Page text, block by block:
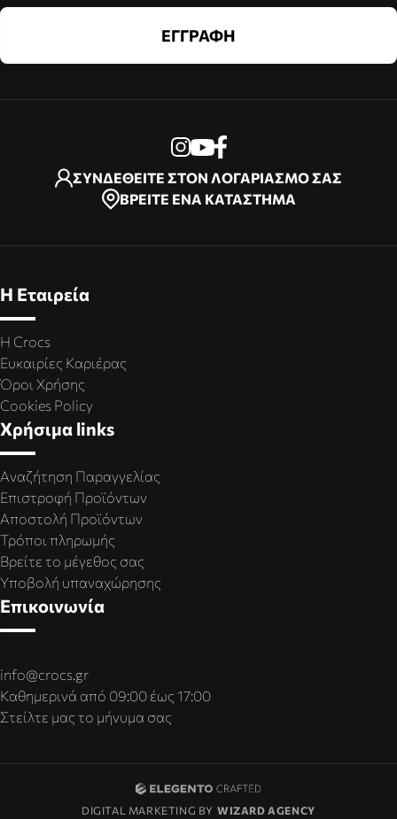
ΕΓΓΡΑΦΗ
ΣΥΝΔΕΘΕΙΤΕ ΣΤΟΝ ΛΟΓΑΡΙΑΣΜΟ ΣΑΣ
ΒΡΕΙΤΕ ΕΝΑ ΚΑΤΑΣΤΗΜΑ
Η Εταιρεία
Η Crocs
Ευκαιρίες Καριέρας
Όροι Χρήσης
Cookies Policy
Χρήσιμα links
Αναζήτηση Παραγγελίας
Επιστροφή Προϊόντων
Αποστολή Προϊόντων
Τρόποι πληρωμής
Βρείτε το μέγεθος σας
Υποβολή υπαναχώρησης
Επικοινωνία
info@crocs.gr
Καθημερινά από 09:00 έως 17:00
Στείλτε μας το μήνυμα σας
DIGITAL MARKETING BY WIZARD AGENCY